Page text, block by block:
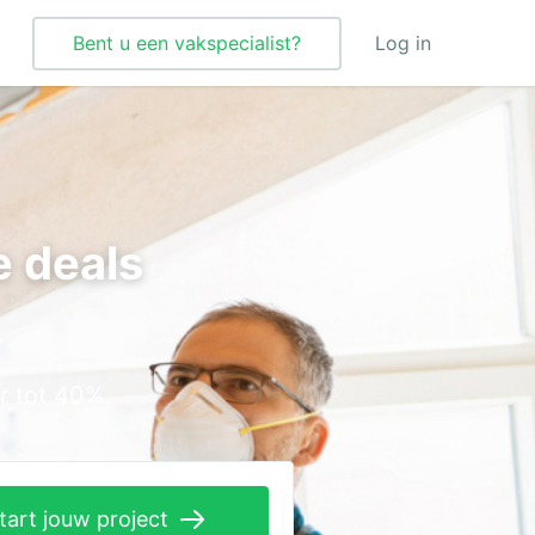
Bent u een vakspecialist? Log in
Vloeren
Warmtepomp
Zonnepanelen
Zonwering
deals
40%
jouw project